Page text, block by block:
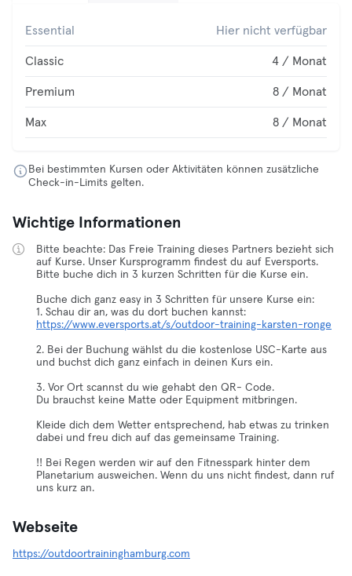
Essential Hier nicht verfügbar
Classic 4 / Monat
Premium 8 / Monat
Max 8 / Monat
Bei bestimmten Kursen oder Aktivitäten können zusätzliche
Check-in-Limits gelten.
Wichtige Informationen
Bitte beachte: Das Freie Training dieses Partners bezieht sich
auf Kurse. Unser Kursprogramm findest du auf Eversports.
Bitte buche dich in 3 kurzen Schritten für die Kurse ein.
Buche dich ganz easy in 3 Schritten für unsere Kurse ein:
1. Schau dir an, was du dort buchen kannst:
https://www.eversports.at/s/outdoor-training-karsten-ronge
2. Bei der Buchung wählst du die kostenlose USC-Karte aus
und buchst dich ganz einfach in deinen Kurs ein.
3. Vor Ort scannst du wie gehabt den QR- Code.
Du brauchst keine Matte oder Equipment mitbringen.
Kleide dich dem Wetter entsprechend, hab etwas zu trinken
dabei und freu dich auf das gemeinsame Training.
!! Bei Regen werden wir auf den Fitnesspark hinter dem
Planetarium ausweichen. Wenn du uns nicht findest, dann ruf
uns kurz an.
Webseite
https://outdoortraininghamburg.com